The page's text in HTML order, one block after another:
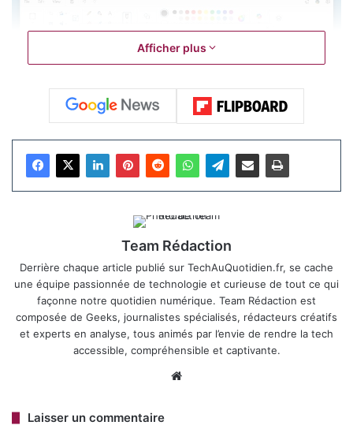
Paint (version 11.2504.451.0),deux fonctionnalités
IA se distinguent. Le «Sticker Generator
le menu Copilot, permet de créer des stickers
personnalisés à partir d’une description textuelle, comme
« un chat avec des lunettes de soleil ». Les stickers
générés peuvent être ajoutés directement au canevas,
copiés ou sauvegardés pour une utilisation ultérieure.
L’outil « Object Select » facilite quant à lui la sélection et
l’édition d’éléments spécifiques dans une image, rendant
couleurs plus intuitives. Ces fonctionnalités, réservées
Afficher plus
Team Rédaction
Derrière chaque article publié sur TechAuQuotidien.fr, se cache
une équipe passionnée de technologie et curieuse de tout ce qui
façonne notre quotidien numérique. Team Rédaction est
composée de Geeks, journalistes spécialisés, rédacteurs créatifs
et experts en analyse, tous animés par l’envie de rendre la tech
accessible, compréhensible et captivante.
Laisser un commentaire